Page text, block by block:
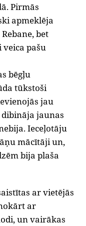
Pirmās
apmeklēja
bet
pašu
bēgļu
tūkstoši
jau
jaunas
Ieceļotāju
mācītāji un,
bija plaša
ar vietējās
ar
un vairākas